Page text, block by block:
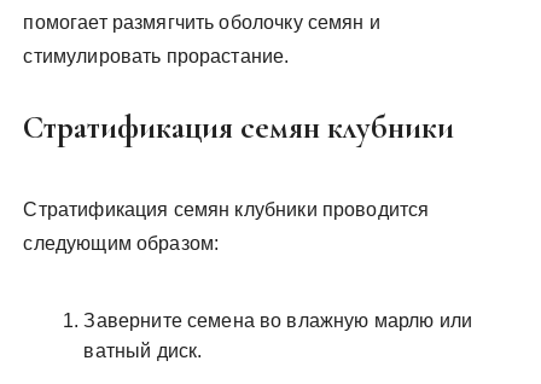
помогает размягчить оболочку семян и
стимулировать прорастание.
Стратификация семян клубники
Стратификация семян клубники проводится
следующим образом:
Заверните семена во влажную марлю или
ватный диск.